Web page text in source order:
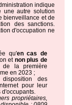
indique
autre solution
bienveillance et de
des sanctions.
d'occupation ne
qu'en cas de
et non plus de
de la première
en 2023 ;
des
pour leur
d'occupants.
propriétaires,